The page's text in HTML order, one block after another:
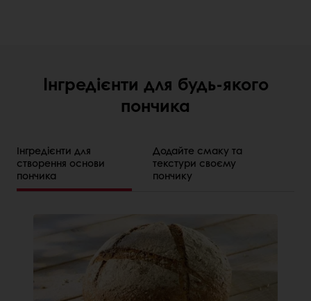
Інгредієнти для будь-якого
пончика
Інгредієнти для
створення основи
пончика
Додайте смаку та
текстури своєму
пончику